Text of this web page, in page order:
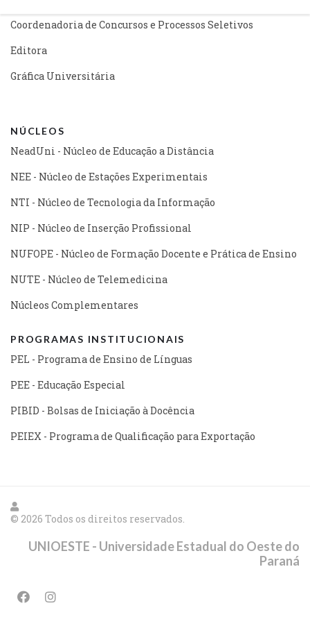
Coordenadoria de Concursos e Processos Seletivos
Editora
Gráfica Universitária
NÚCLEOS
NeadUni - Núcleo de Educação a Distância
NEE - Núcleo de Estações Experimentais
NTI - Núcleo de Tecnologia da Informação
NIP - Núcleo de Inserção Profissional
NUFOPE - Núcleo de Formação Docente e Prática de Ensino
NUTE - Núcleo de Telemedicina
Núcleos Complementares
PROGRAMAS INSTITUCIONAIS
PEL - Programa de Ensino de Línguas
PEE - Educação Especial
PIBID - Bolsas de Iniciação à Docência
PEIEX - Programa de Qualificação para Exportação
© 2026 Todos os direitos reservados.
UNIOESTE - Universidade Estadual do Oeste do
Paraná